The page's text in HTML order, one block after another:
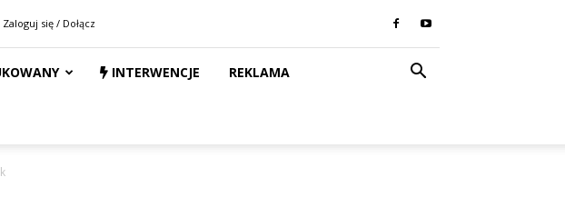
Zaloguj się / Dołącz
INTERWENCJE REKLAMA